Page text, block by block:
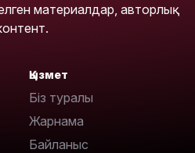
материалдар, авторлық
Қызмет
Біз туралы
Жарнама
Байланыс